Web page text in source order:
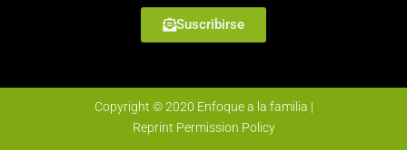
Suscribirse
Copyright © 2020 Enfoque a la familia |
Reprint Permission Policy